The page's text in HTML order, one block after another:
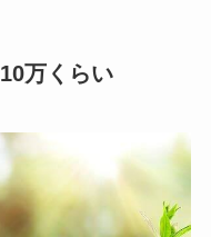
万くらい